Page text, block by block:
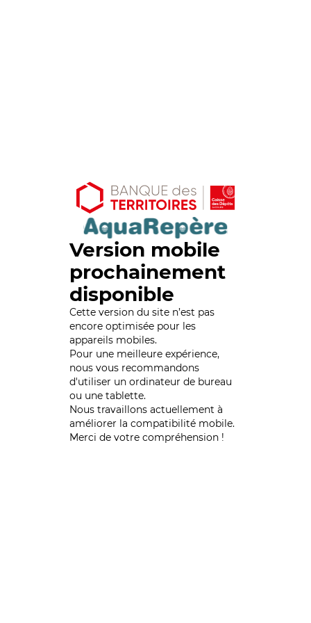
Version mobile
prochainement
disponible
Cette version du site n’est pas
encore optimisée pour les
appareils mobiles.
Pour une meilleure expérience,
nous vous recommandons
d'utiliser un ordinateur de bureau
ou une tablette.
Nous travaillons actuellement à
améliorer la compatibilité mobile.
Merci de votre compréhension !